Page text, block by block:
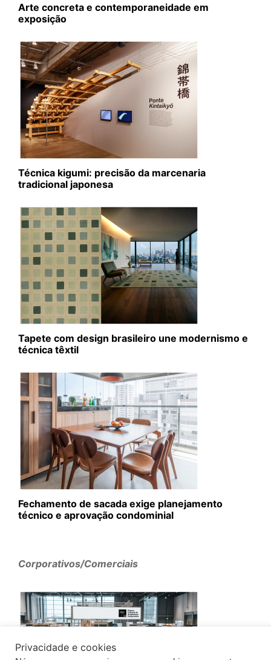
Arte concreta e contemporaneidade em
exposição
Técnica kigumi: precisão da marcenaria
tradicional japonesa
Tapete com design brasileiro une modernismo e
técnica têxtil
Fechamento de sacada exige planejamento
técnico e aprovação condominial
Corporativos/Comerciais
Privacidade e cookies